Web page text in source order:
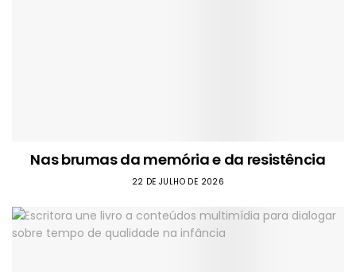
Nas brumas da memória e da resistência
22 DE JULHO DE 2026